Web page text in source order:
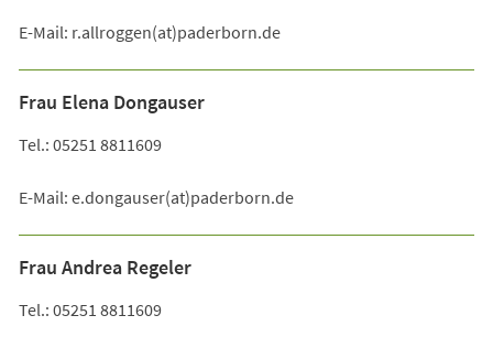
E-Mail: r.allroggen(at)paderborn.de
Frau Elena Dongauser
Tel.: 05251 8811609
E-Mail: e.dongauser(at)paderborn.de
Frau Andrea Regeler
Tel.: 05251 8811609